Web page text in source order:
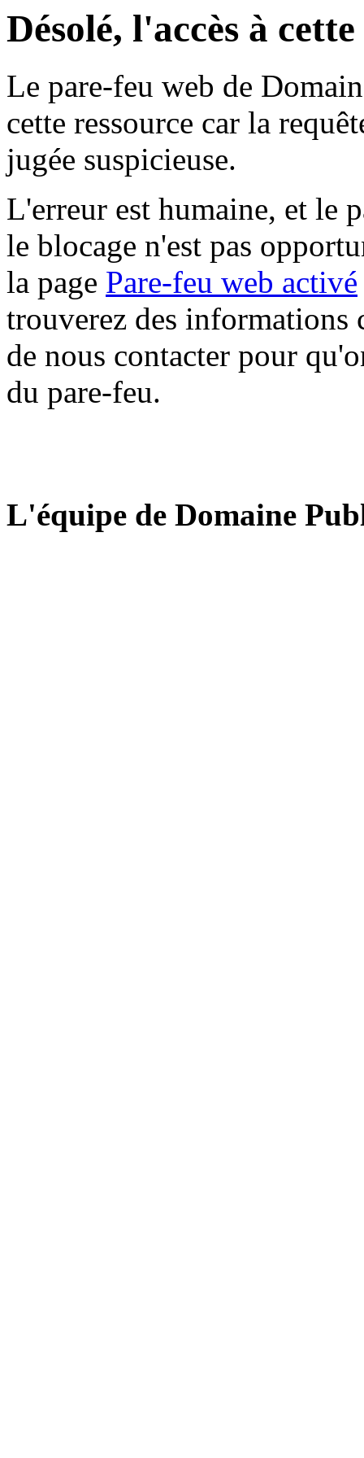
Désolé, l'accès à
Le pare-feu web de
cette ressource car la
jugée suspicieuse.
L'erreur est humaine, et le
le blocage n'est pas
la page Pare-feu web activé
trouverez des informations
de nous contacter pour
du pare-feu.
L'équipe de Domaine